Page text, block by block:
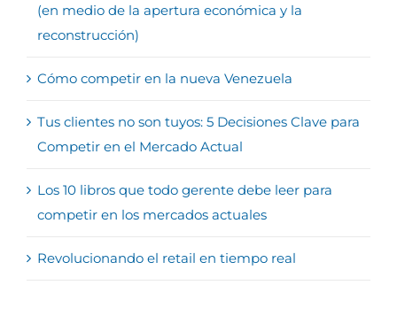
(en medio de la apertura económica y la
reconstrucción)
Cómo competir en la nueva Venezuela
Tus clientes no son tuyos: 5 Decisiones Clave para
Competir en el Mercado Actual
Los 10 libros que todo gerente debe leer para
competir en los mercados actuales
Revolucionando el retail en tiempo real